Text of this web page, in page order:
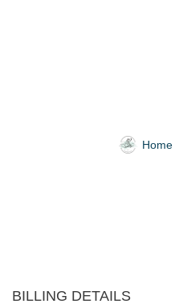
Home
BILLING DETAILS